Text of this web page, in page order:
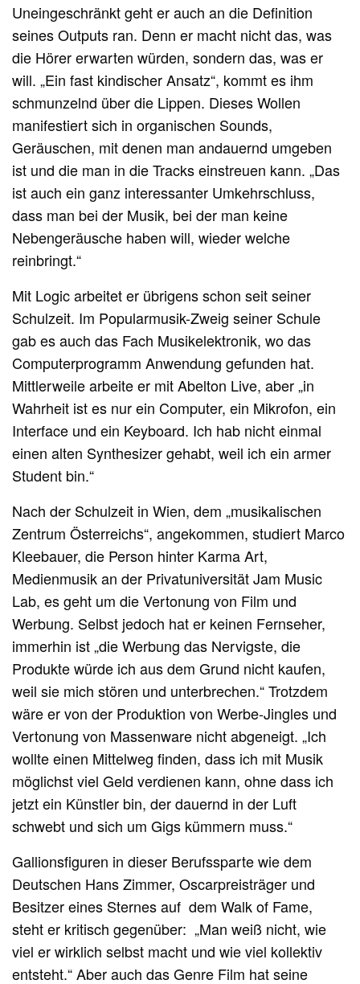
Uneingeschränkt geht er auch an die Definition
seines Outputs ran. Denn er macht nicht das, was
die Hörer erwarten würden, sondern das, was er
will. „Ein fast kindischer Ansatz“, kommt es ihm
schmunzelnd über die Lippen. Dieses Wollen
manifestiert sich in organischen Sounds,
Geräuschen, mit denen man andauernd umgeben
ist und die man in die Tracks einstreuen kann. „Das
ist auch ein ganz interessanter Umkehrschluss,
dass man bei der Musik, bei der man keine
Nebengeräusche haben will, wieder welche
reinbringt.“
Mit Logic arbeitet er übrigens schon seit seiner
Schulzeit. Im Popularmusik-Zweig seiner Schule
gab es auch das Fach Musikelektronik, wo das
Computerprogramm Anwendung gefunden hat.
Mittlerweile arbeite er mit Abelton Live, aber „in
Wahrheit ist es nur ein Computer, ein Mikrofon, ein
Interface und ein Keyboard. Ich hab nicht einmal
einen alten Synthesizer gehabt, weil ich ein armer
Student bin.“
Nach der Schulzeit in Wien, dem „musikalischen
Zentrum Österreichs“, angekommen, studiert Marco
Kleebauer, die Person hinter Karma Art,
Medienmusik an der Privatuniversität Jam Music
Lab, es geht um die Vertonung von Film und
Werbung. Selbst jedoch hat er keinen Fernseher,
immerhin ist „die Werbung das Nervigste, die
Produkte würde ich aus dem Grund nicht kaufen,
weil sie mich stören und unterbrechen.“ Trotzdem
wäre er von der Produktion von Werbe-Jingles und
Vertonung von Massenware nicht abgeneigt. „Ich
wollte einen Mittelweg finden, dass ich mit Musik
möglichst viel Geld verdienen kann, ohne dass ich
jetzt ein Künstler bin, der dauernd in der Luft
schwebt und sich um Gigs kümmern muss.“
Gallionsfiguren in dieser Berufssparte wie dem
Deutschen Hans Zimmer, Oscarpreisträger und
Besitzer eines Sternes auf dem Walk of Fame,
steht er kritisch gegenüber: „Man weiß nicht, wie
viel er wirklich selbst macht und wie viel kollektiv
entsteht.“ Aber auch das Genre Film hat seine